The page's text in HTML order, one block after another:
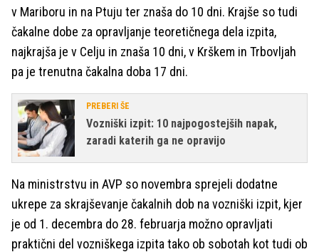
v Mariboru in na Ptuju ter znaša do 10 dni. Krajše so tudi
čakalne dobe za opravljanje teoretičnega dela izpita,
najkrajša je v Celju in znaša 10 dni, v Krškem in Trbovljah
pa je trenutna čakalna doba 17 dni.
PREBERI ŠE
Vozniški izpit: 10 najpogostejših napak,
zaradi katerih ga ne opravijo
Na ministrstvu in AVP so novembra sprejeli dodatne
ukrepe za skrajševanje čakalnih dob na vozniški izpit, kjer
je od 1. decembra do 28. februarja možno opravljati
praktični del vozniškega izpita tako ob sobotah kot tudi ob